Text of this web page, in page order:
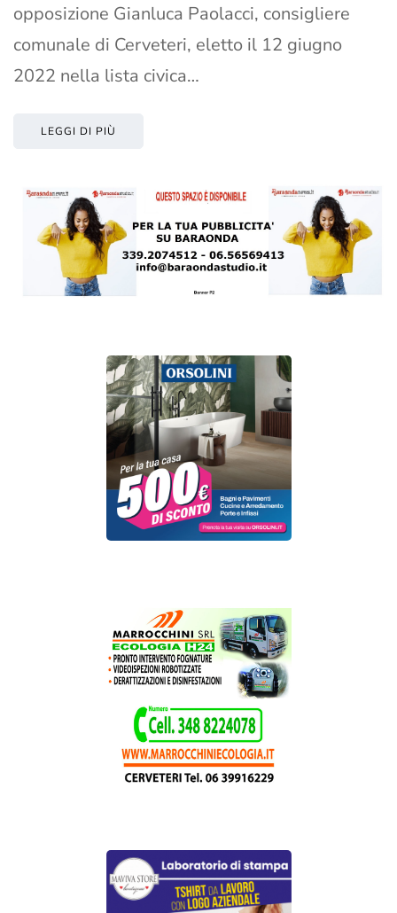
opposizione Gianluca Paolacci, consigliere
comunale di Cerveteri, eletto il 12 giugno
2022 nella lista civica…
LEGGI DI PIÙ